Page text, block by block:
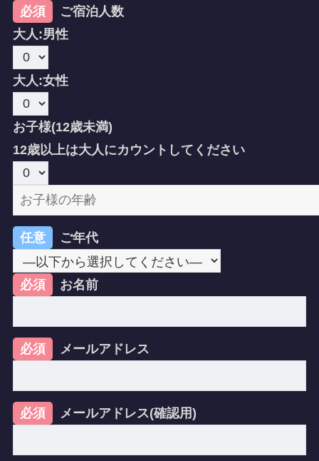
必須
ご宿泊人数
大人:男性
大人:女性
お子様(12歳未満)
12歳以上は大人にカウントしてください
任意 ご年代
必須 お名前
必須 メールアドレス
必須 メールアドレス(確認用)